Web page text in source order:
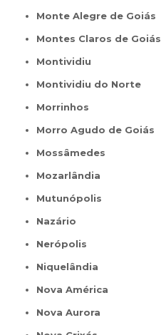
Monte Alegre de Goiás
Montes Claros de Goiás
Montividiu
Montividiu do Norte
Morrinhos
Morro Agudo de Goiás
Mossâmedes
Mozarlândia
Mutunópolis
Nazário
Nerópolis
Niquelândia
Nova América
Nova Aurora